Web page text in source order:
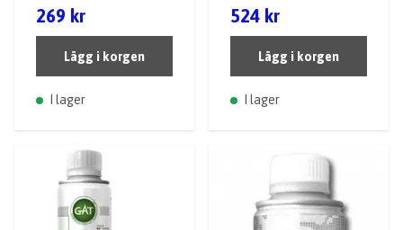
269 kr
Lägg i korgen
I lager
524 kr
Lägg i korgen
I lager